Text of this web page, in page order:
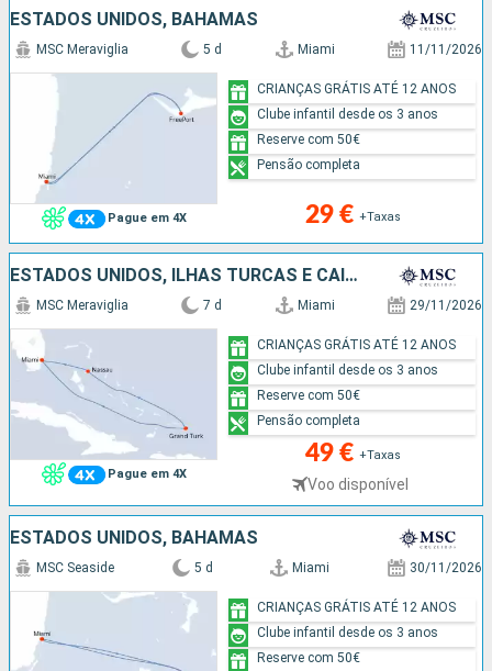
ESTADOS UNIDOS, BAHAMAS
Pague em 4X
MSC Meraviglia 5 d Miami 11/11/2026
29 € +Taxas
CRIANÇAS GRÁTIS ATÉ 12 ANOS
Clube infantil desde os 3 anos
Reserve com 50€
Pensão completa
ESTADOS UNIDOS, ILHAS TURCAS E CAICOS, BAHAMAS
Pague em 4X
MSC Meraviglia 7 d Miami 29/11/2026
49 € +Taxas
Voo disponível
CRIANÇAS GRÁTIS ATÉ 12 ANOS
Clube infantil desde os 3 anos
Reserve com 50€
Pensão completa
ESTADOS UNIDOS, BAHAMAS
MSC Seaside 5 d Miami 30/11/2026
CRIANÇAS GRÁTIS ATÉ 12 ANOS
Clube infantil desde os 3 anos
Reserve com 50€